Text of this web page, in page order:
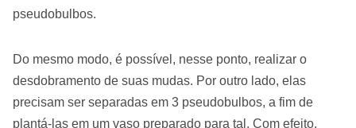
pseudobulbos.
Do mesmo modo, é possível, nesse ponto, realizar o
desdobramento de suas mudas. Por outro lado, elas
precisam ser separadas em 3 pseudobulbos, a fim de
plantá-las em um vaso preparado para tal. Com efeito,